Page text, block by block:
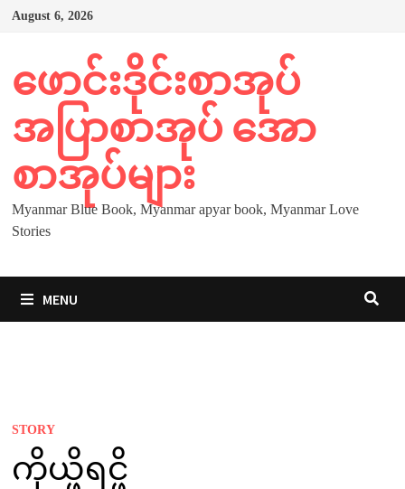
Skip
August 6, 2026
ဖောင်းဒိုင်းစာအုပ်
အပြာစာအုပ် အော
စာအုပ်များ
Myanmar Blue Book, Myanmar apyar book, Myanmar Love
Stories
MENU
STORY
ကိုယ္ဖိရင္ဖိ